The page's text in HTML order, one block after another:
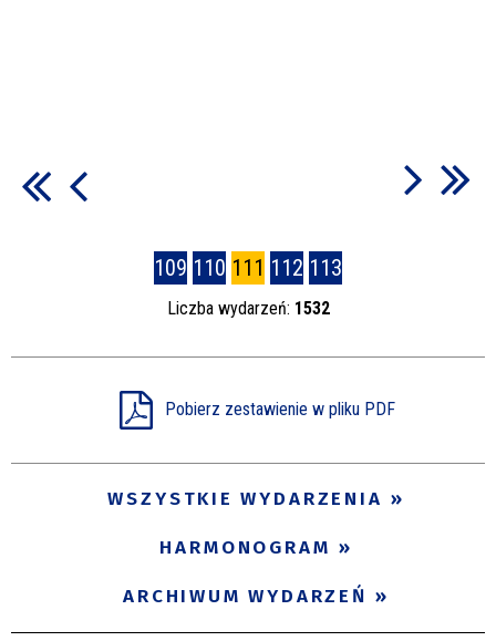
109 110 111 112 113
Liczba wydarzeń: 1532
Pobierz zestawienie w pliku PDF
WSZYSTKIE WYDARZENIA
HARMONOGRAM
ARCHIWUM WYDARZEŃ